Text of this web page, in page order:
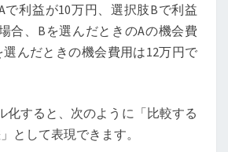
で利益が10万円、選択肢Bで利益
合、Bを選んだときのAの機会費
選んだときの機会費用は12万円で
化すると、次のように「比較する
として表現できます。